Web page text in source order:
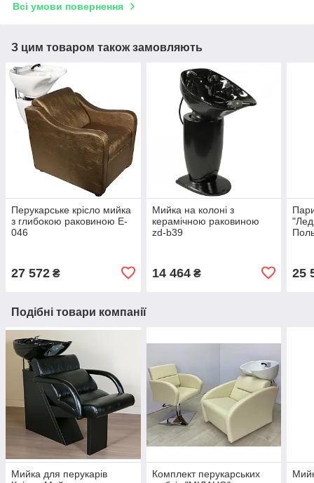
Всі умови повернення
З цим товаром також замовляють
Перукарське крісло мийка
з глибокою раковиною E-
046
27 572 ₴
Мийка на колоні з
керамічною раковиною
zd-b39
14 464₴ 25
Подібні товари компанії
Мийка для перукарів
Комплект перукарських